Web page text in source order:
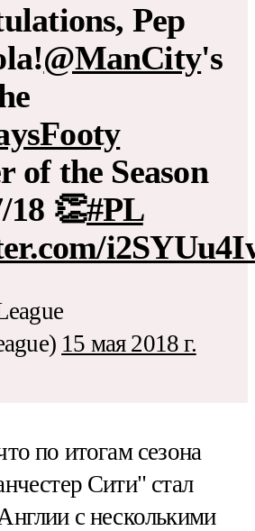
Pep
@ManCity's
of the Season
18 👏#PL
15 мая 2018 г.
по итогам сезона
Сити" стал
с несколькими